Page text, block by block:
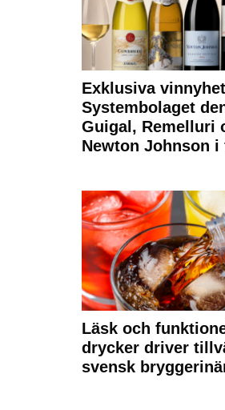
Exklusiva
Systembolaget
Guigal, Remelluri
Newton Johnson i
Läsk och
drycker driver
svensk